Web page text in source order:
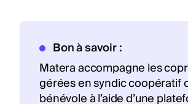
Bon à savoir :
Matera accompagne les
gérées en syndic coopératif
bénévole à l’aide d’une